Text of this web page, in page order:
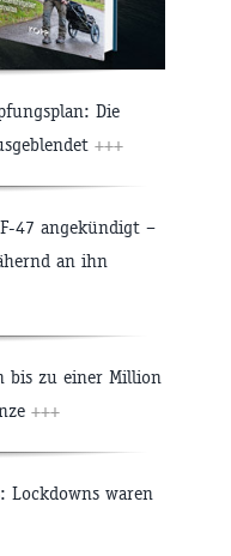
Die
+++
47 angekündigt –
an ihn
bis zu einer Million
+++
Lockdowns waren